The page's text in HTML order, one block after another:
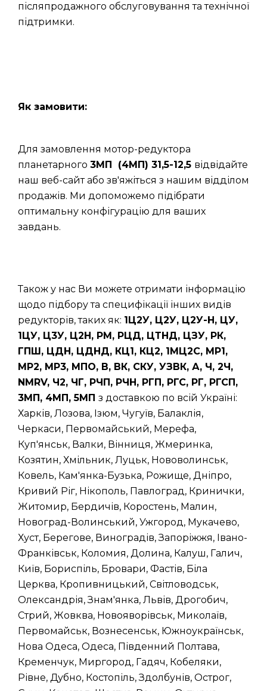
післяпродажного обслуговування та технічної
підтримки.
Як замовити:
Для замовлення мотор-редуктора
планетарного 3МП (4МП) 31,5-12,5 відвідайте
наш веб-сайт або зв'яжіться з нашим відділом
продажів. Ми допоможемо підібрати
оптимальну конфігурацію для ваших
завдань.
Також у нас Ви можете отримати інформацію
щодо підбору та специфікації інших видів
редукторів, таких як: 1Ц2У, Ц2У, Ц2У-Н, ЦУ,
1ЦУ, Ц3У, Ц2Н, РМ, РЦД, ЦТНД, ЦЗУ, РК,
ГПШ, ЦДН, ЦДНД, КЦ1, КЦ2, 1МЦ2С, МР1,
МР2, МР3, МПО, В, ВК, СКУ, УЗВК, А, Ч, 2Ч,
NMRV, Ч2, ЧГ, РЧП, РЧН, РГП, РГС, РГ, РГСП,
3МП, 4МП, 5МП з доставкою по всій Україні:
Харків, Лозова, Ізюм, Чугуїв, Балаклія,
Черкаси, Первомайський, Мерефа,
Куп'янськ, Валки, Вінниця, Жмеринка,
Козятин, Хмільник, Луцьк, Нововолинськ,
Ковель, Кам'янка-Бузька, Рожище, Дніпро,
Кривий Ріг, Нікополь, Павлоград, Кринички,
Житомир, Бердичів, Коростень, Малин,
Новоград-Волинський, Ужгород, Мукачево,
Хуст, Берегове, Виноградів, Запоріжжя, Івано-
Франківськ, Коломия, Долина, Калуш, Галич,
Київ, Бориспіль, Бровари, Фастів, Біла
Церква, Кропивницький, Світловодськ,
Олександрія, Знам'янка, Львів, Дрогобич,
Стрий, Жовква, Новояворівськ, Миколаїв,
Первомайськ, Вознесенськ, Южноукраїнськ,
Нова Одеса, Одеса, Південний Полтава,
Кременчук, Миргород, Гадяч, Кобеляки,
Рівне, Дубно, Костопіль, Здолбунів, Острог,